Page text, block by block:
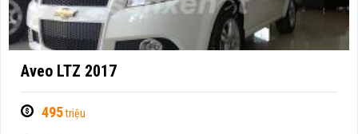
Aveo LTZ 2017
495triệu